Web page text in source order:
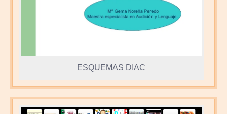
ESQUEMAS DIAC